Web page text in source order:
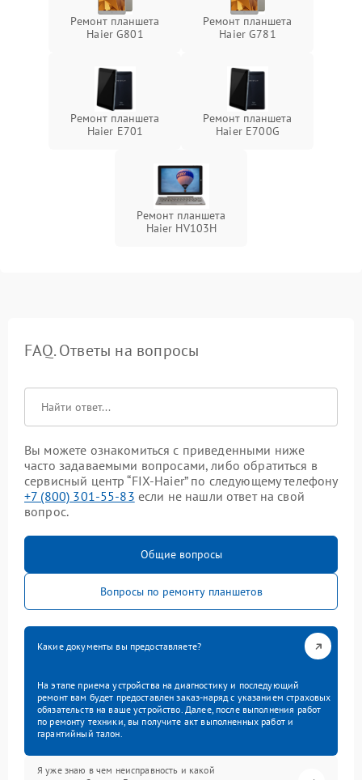
Ремонт планшета
Haier G801
Ремонт планшета
Haier G781
Ремонт планшета
Haier E701
Ремонт планшета
Haier E700G
Ремонт планшета
Haier HV103H
FAQ. Ответы на вопросы
Вы можете ознакомиться с приведенными ниже
часто задаваемыми вопросами, либо обратиться в
сервисный центр “FIX-Haier” по следующему телефону
+7 (800) 301-55-83 если не нашли ответ на свой
вопрос.
Общие вопросы
Вопросы по ремонту планшетов
Какие документы вы предоставляете?
На этапе приема устройства на диагностику и последующий
ремонт вам будет предоставлен заказ-наряд с указанием страховых
обязательств на ваше устройство. Далее, после выполнения работ
по ремонту техники, вы получите акт выполненных работ и
гарантийный талон.
Я уже знаю в чем неисправность и какой